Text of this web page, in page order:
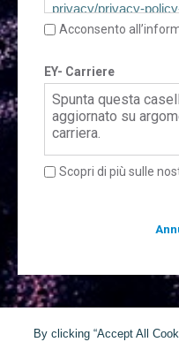
privacy/privacy-
Acconsento
EY- Carriere
Spunta questa
aggiornato su
carriera.
Scopri di più sulle
By clicking “Accept All